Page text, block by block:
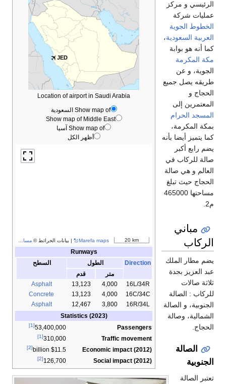
JED
Location of airport in Saudi Arabia
Show map of السعودية
Show map of Middle East
Show map of آسيا
أظهر الكل
20 km
Marefa maps | بيانات الخرائط © مساهمو OpenStreetMap
Runways
Direction
الطول
السطح
متر
قدم
16L/34R
4,000
13,123
Asphalt
16C/34C
4,000
13,123
Concrete
16R/34L
3,800
12,467
Asphalt
Statistics (2023)
Passengers
53,400,000
[1]
Traffic movement
310,000
[1]
Economic impact (2012)
$11.5 billion
[2]
Social impact (2012)
126,700
[2]
الرئيسي و مركز
عمليات شركة
الخطوط الجوية
العربية السعودية،
كما أنه هو بوابة
مكة المكرمة
الجوية، و عن
طريقه يصل جميع
الحجاج و
المعتمرين إلى
المسجد الحرام
بمكة المكرمة،
كما يتميز أيضا بأنه
يضم رابع أكبر
صالة للركاب في
العالم و هي صالة
الحجاج حيث تبلغ
مساحتها 465000
م2.
مباني
الركاب
يضم مطار الملك
عبد العزيز بجدة
ثلاثة صالات
للركاب : الصالة
الجنوبية، و الصالة
الشمالية، وصالة
الحجاج.
الصالة
الجنوبية
تعتبر الصالة